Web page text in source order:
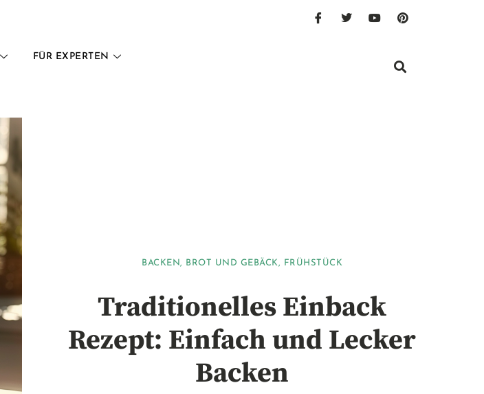
FÜR EXPERTEN
BACKEN, BROT UND GEBÄCK, FRÜHSTÜCK
Traditionelles Einback
Rezept: Einfach und Lecker
Backen